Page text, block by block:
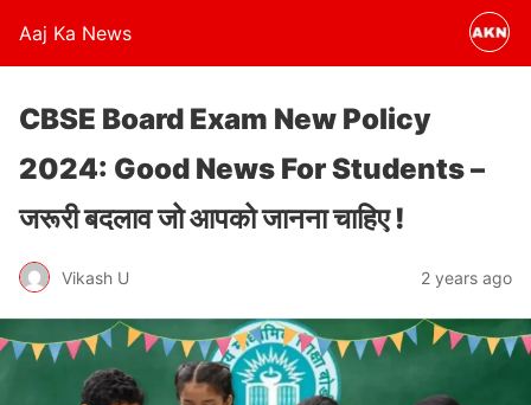
Aaj Ka News
CBSE Board Exam New Policy
2024: Good News For Students –
जरूरी बदलाव जो आपको जानना चाहिए !
Vikash U 2 years ago